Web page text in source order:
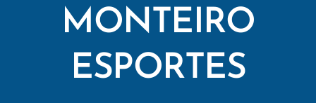
MONTEIRO
ESPORTES